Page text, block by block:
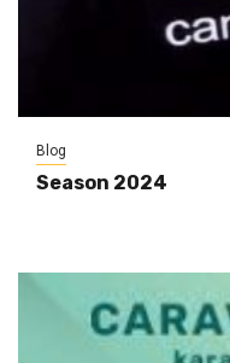
Blog
Season 2024